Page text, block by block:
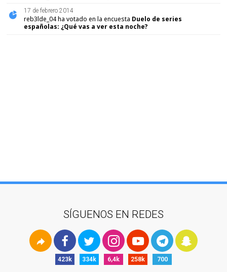
17 de febrero 2014
reb3lde_04 ha votado en la encuesta Duelo de series
españolas: ¿Qué vas a ver esta noche?
SÍGUENOS EN REDES
423k 334k 6,4k 258k 700